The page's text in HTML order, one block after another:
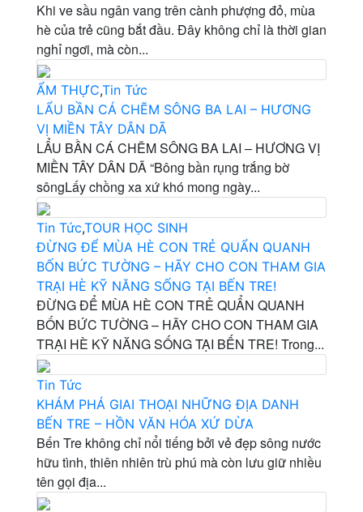
Khi ve sầu ngân vang trên cành phượng đỏ, mùa
hè của trẻ cũng bắt đầu. Đây không chỉ là thời gian
nghỉ ngơi, mà còn...
ẨM THỰC,Tin Tức
LẨU BẦN CÁ CHẼM SÔNG BA LAI – HƯƠNG
VỊ MIỀN TÂY DÂN DÃ
LẨU BẦN CÁ CHẼM SÔNG BA LAI – HƯƠNG VỊ
MIỀN TÂY DÂN DÃ “Bông bần rụng trắng bờ
sôngLấy chồng xa xứ khó mong ngày...
Tin Tức,TOUR HỌC SINH
ĐỪNG ĐỂ MÙA HÈ CON TRẺ QUẨN QUANH
BỐN BỨC TƯỜNG – HÃY CHO CON THAM GIA
TRẠI HÈ KỸ NĂNG SỐNG TẠI BẾN TRE!
ĐỪNG ĐỂ MÙA HÈ CON TRẺ QUẨN QUANH
BỐN BỨC TƯỜNG – HÃY CHO CON THAM GIA
TRẠI HÈ KỸ NĂNG SỐNG TẠI BẾN TRE! Trong...
Tin Tức
KHÁM PHÁ GIAI THOẠI NHỮNG ĐỊA DANH
BẾN TRE – HỒN VĂN HÓA XỨ DỪA
Bến Tre không chỉ nổi tiếng bởi vẻ đẹp sông nước
hữu tình, thiên nhiên trù phú mà còn lưu giữ nhiều
tên gọi địa...